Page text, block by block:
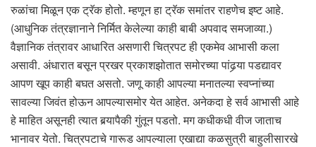
रुळांचा मिळून एक ट्रॅक होतो. म्हणून हा ट्रॅक समांतर राहणेच इष्ट आहे.
(आधुनिक तंत्रज्ञानाने निर्मित केलेल्या काही बाबी अपवाद समजाव्या.)
वैज्ञानिक तंत्रावर आधारित असणारी चित्रपट ही एकमेव आभासी कला
असावी. अंधारात बसून प्रखर प्रकाशझोतात समोरच्या पांढर्‍या पडद्यावर
आपण खूप काही बघत असतो. जणू काही आपल्या मनातल्या स्वप्नांच्या
सावल्या जिवंत होऊन आपल्यासमोर येत आहेत. अनेकदा हे सर्व आभासी आहे
हे माहित असूनही त्यात बर्‍यापैकी गुंतून पडतो. मग कधीकधी वीज जाताच
भानावर येतो. चित्रपटाचे गारूड आपल्याला एखाद्या कळसुत्री बाहुलीसारखे